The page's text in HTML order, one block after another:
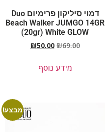
דמוי סיליקון פרימיום Duo
Beach Walker JUMGO 14GR
(20gr) White GLOW
₪69.00
₪50.00
מידע נוסף
מבצע!